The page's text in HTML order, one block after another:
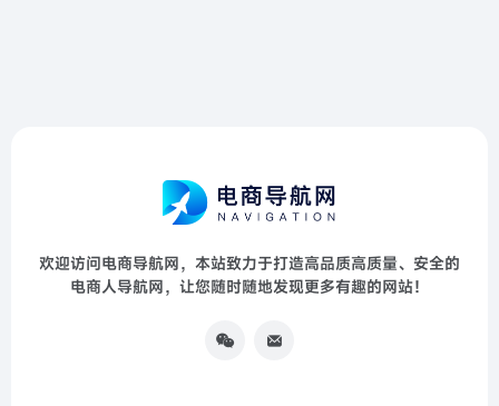
欢迎访问电商导航网，本站致力于打造高品质高质量、安全的
电商人导航网，让您随时随地发现更多有趣的网站！